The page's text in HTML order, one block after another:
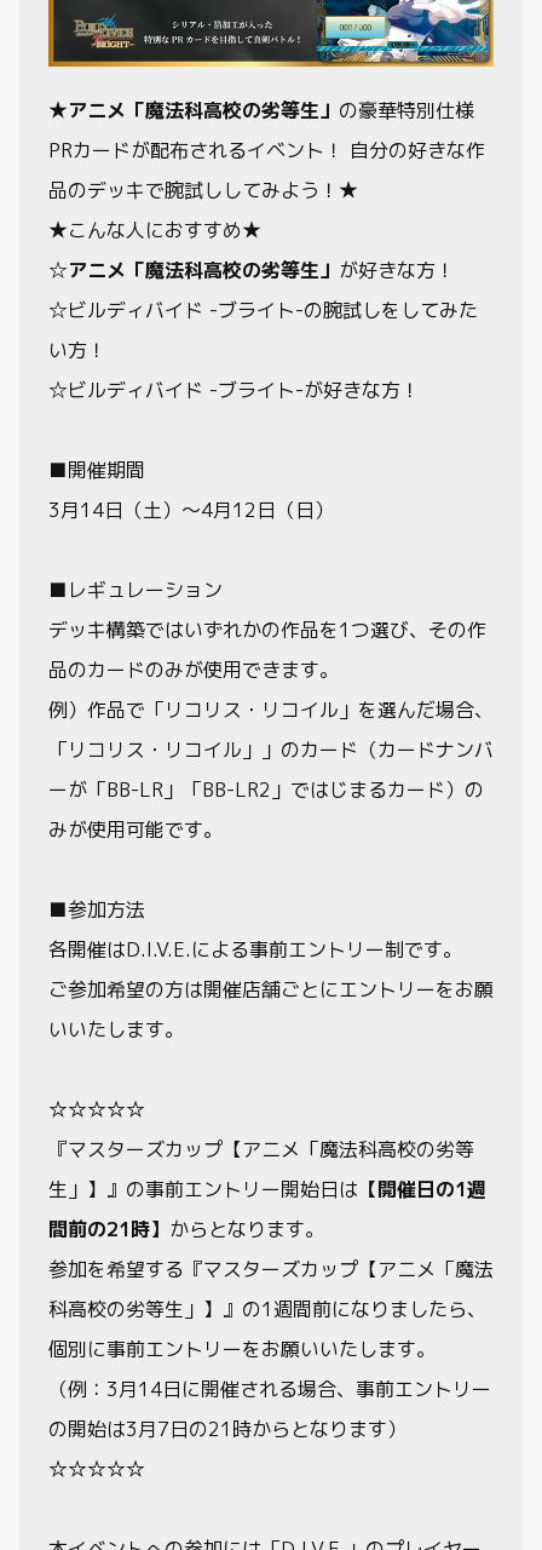
★アニメ「魔法科高校の劣等生」 の豪華特別仕様
PRカードが配布されるイベント！ 自分の好きな作
品のデッキで腕試ししてみよう！★
★こんな人におすすめ★
☆アニメ「魔法科高校の劣等生」 が好きな方！
☆ビルディバイド -ブライト-の腕試しをしてみた
い方！
☆ビルディバイド -ブライト-が好きな方！
■開催期間
3月14日（土）～4月12日（日）
■レギュレーション
デッキ構築ではいずれかの作品を1つ選び、その作
品のカードのみが使用できます。
例）作品で「リコリス・リコイル」を選んだ場合、
「リコリス・リコイル」」のカード（カードナンバ
ーが「BB-LR」「BB-LR2」ではじまるカード）の
みが使用可能です。
■参加方法
各開催はD.I.V.E.による事前エントリー制です。
ご参加希望の方は開催店舗ごとにエントリーをお願
いいたします。
☆☆☆☆☆
『マスターズカップ【アニメ「魔法科高校の劣等
生」】』の事前エントリー開始日は 【開催日の1週
間前の21時】 からとなります。
参加を希望する『マスターズカップ【アニメ「魔法
科高校の劣等生」】』の1週間前になりましたら、
個別に事前エントリーをお願いいたします。
（例：3月14日に開催される場合、事前エントリー
の開始は3月7日の21時からとなります）
☆☆☆☆☆